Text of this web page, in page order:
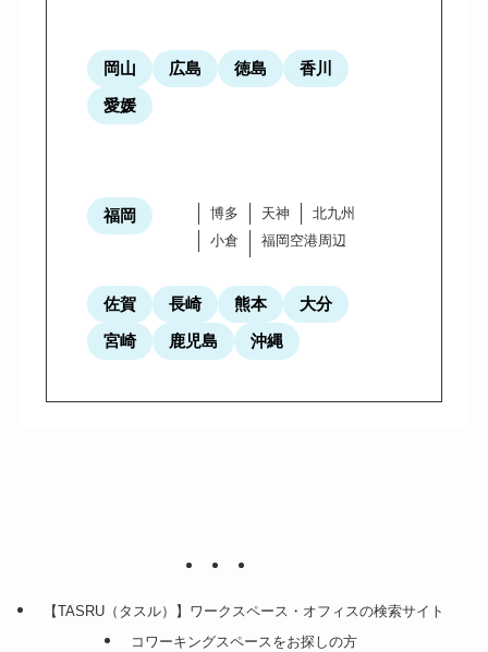
岡山 広島 徳島
香川
愛媛
福岡 博多 天神
北九州
小倉
福岡空港周辺
佐賀 長崎 熊本
大分
宮崎
鹿児島 沖縄
【TASRU（タスル）】ワークスペース・オフィスの検索サイト
コワーキングスペースをお探しの方